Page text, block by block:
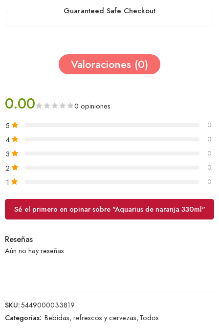
Guaranteed Safe Checkout
Valoraciones (0)
0.00 0 opiniones
5 0
4 0
3 0
2 0
1 0
Sé el primero en opinar sobre "Aquarius de naranja 330ml"
Reseñas
Aún no hay reseñas.
SKU:5449000033819
Categorías: Bebidas, refrescos y cervezas,Todos